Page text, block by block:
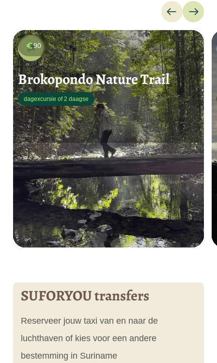
90
Brokopondo Nature Trail
dagexcursie of 2 daagse
SUFORYOU transfers
Reserveer jouw taxi van en naar de
luchthaven of kies voor een andere
bestemming in Suriname